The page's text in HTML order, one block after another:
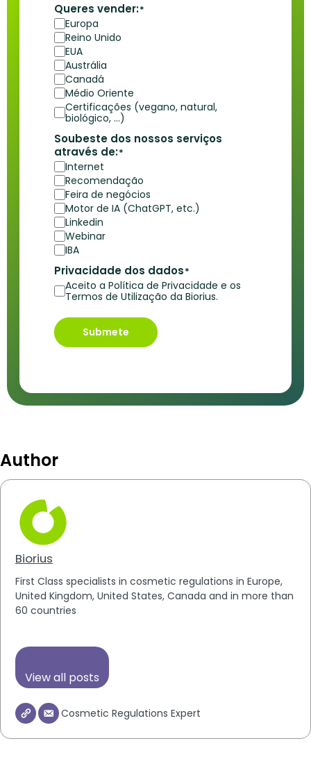
Queres vender:*
Europa
Reino Unido
EUA
Austrália
Canadá
Médio Oriente
Certificações (vegano, natural,
biológico, …)
Soubeste dos nossos serviços
através de:*
Internet
Recomendação
Feira de negócios
Motor de IA (ChatGPT, etc.)
Linkedin
Webinar
IBA
Privacidade dos dados*
Aceito a Política de Privacidade e os
Termos de Utilização da Biorius.
Submete
Author
Biorius
First Class specialists in cosmetic regulations in Europe,
United Kingdom, United States, Canada and in more than
60 countries
View all posts
Cosmetic Regulations Expert